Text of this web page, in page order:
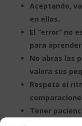
Aceptando,
en ellos.
El “error” no
para
No abras las
valora sus
Respeta el
Tener